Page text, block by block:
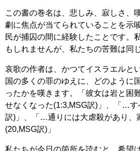
この書の巻名は、悲しみ、寂しさ、
劇に焦点が当てられていることを示
民が捕囚の間に経験したことです。
もしれませんが、私たちの苦難は同
哀歌の作者は、かつてイスラエルと
国の多くの罪のゆえに、どのように
ったかを嘆きます。「彼女は岩と困
せなくなった(1:3,MSG訳)」、「…す
訳)」、「…通りには大虐殺があり、
(20,MSG訳)」
私たちが今日の箇所を読むと、希望